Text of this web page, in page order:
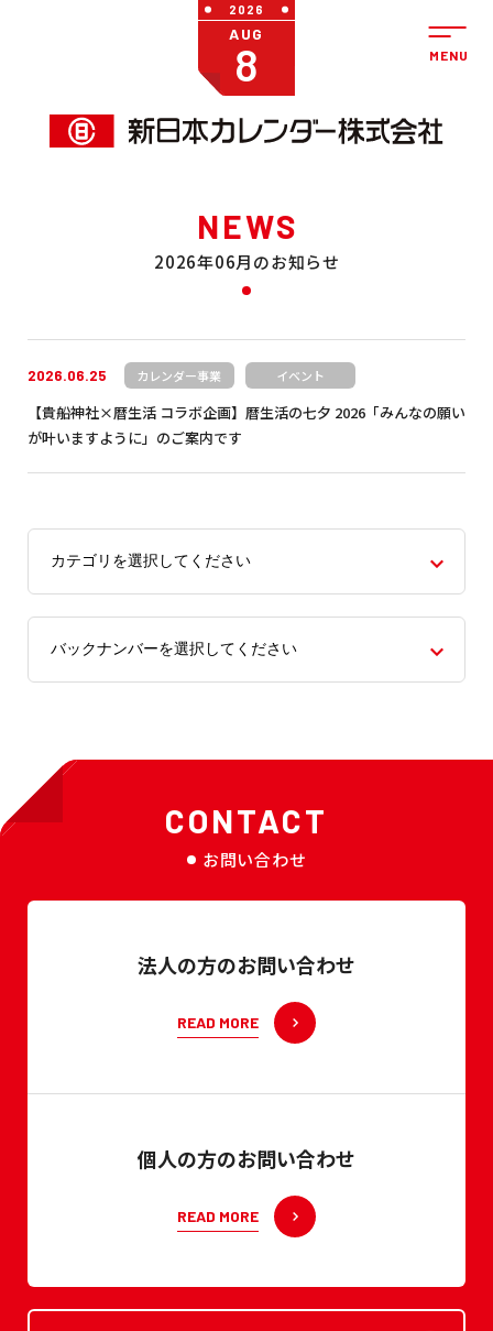
2026
AUG
8
NEWS
2026年06月のお知らせ
2026.06.25 カレンダー事業 イベント
【貴船神社×暦生活 コラボ企画】暦生活の七夕 2026「みんなの願い
が叶いますように」のご案内です
CONTACT
お問い合わせ
法人の方のお問い合わせ
READ MORE
個人の方のお問い合わせ
READ MORE